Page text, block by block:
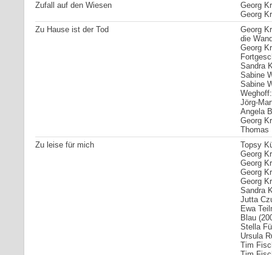
Zufall auf den Wiesen
Georg
Georg
Zu Hause ist der Tod
Georg
die
Georg
Sandra
Sabine
Sabine
Jörg-
Angela
Georg
Thomas
Zu leise für mich
Topsy
Georg
Georg
Georg
Georg
Sandra
Jutta
Ewa
Blau
Stella
Ursula
Tim